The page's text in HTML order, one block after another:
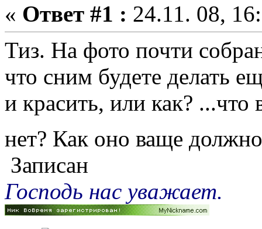
« Ответ #1 : 24.11. 08,
Тиз. На фото почти
что сним будете делать
и красить, или как?
нет? Как оно ваще
Записан
Господь нас уважает.